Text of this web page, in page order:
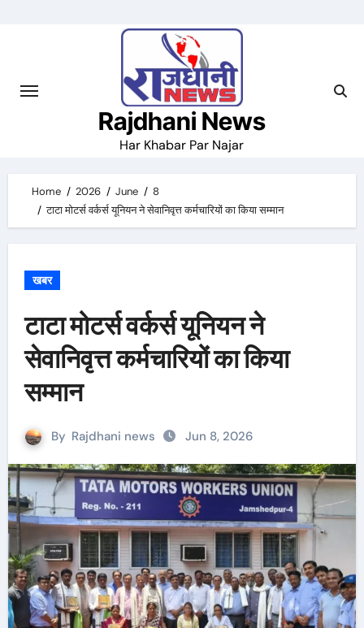
Rajdhani News
Har Khabar Par Najar
Home 2026 June
8
टाटा मोटर्स वर्कर्स यूनियन ने सेवानिवृत्त कर्मचारियों का किया सम्मान
खबर
टाटा मोटर्स वर्कर्स यूनियन ने
सेवानिवृत्त कर्मचारियों का किया
सम्मान
By Rajdhani news Jun 8, 2026